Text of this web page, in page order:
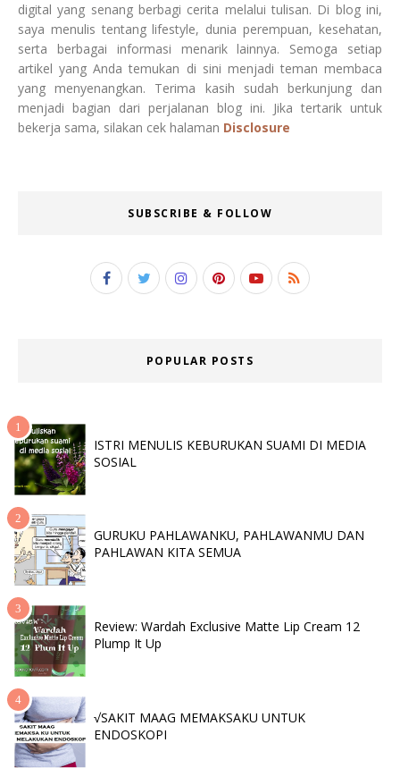
digital yang senang berbagi cerita melalui tulisan. Di blog ini,
saya menulis tentang lifestyle, dunia perempuan, kesehatan,
serta berbagai informasi menarik lainnya. Semoga setiap
artikel yang Anda temukan di sini menjadi teman membaca
yang menyenangkan. Terima kasih sudah berkunjung dan
menjadi bagian dari perjalanan blog ini. Jika tertarik untuk
bekerja sama, silakan cek halaman Disclosure
SUBSCRIBE & FOLLOW
POPULAR POSTS
ISTRI MENULIS KEBURUKAN SUAMI DI MEDIA
SOSIAL
GURUKU PAHLAWANKU, PAHLAWANMU DAN
PAHLAWAN KITA SEMUA
Review: Wardah Exclusive Matte Lip Cream 12
Plump It Up
√SAKIT MAAG MEMAKSAKU UNTUK
ENDOSKOPI